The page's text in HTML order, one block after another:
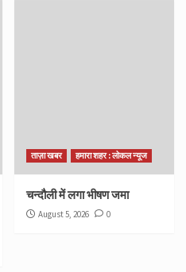
ताज़ा खबर हमारा शहर : लोकल न्यूज
चन्दौली में लगा भीषण जमा
August 5, 2026 0